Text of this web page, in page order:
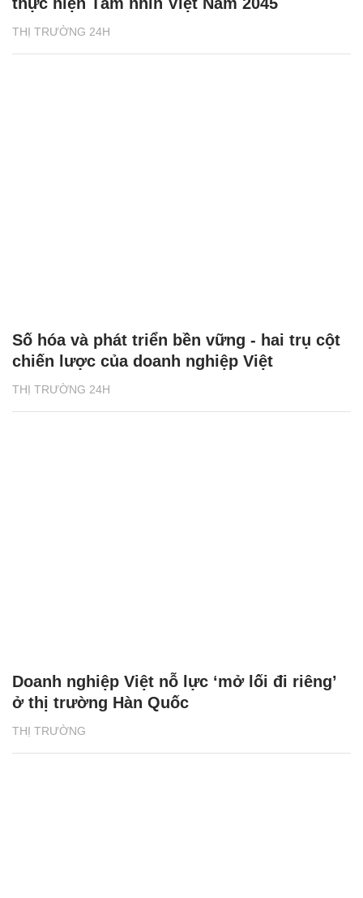
THỊ TRƯỜNG 24H
THỊ TRƯỜNG 24H
Số hóa và phát triển bền vững - hai trụ cột
chiến lược của doanh nghiệp Việt
THỊ TRƯỜNG
Doanh nghiệp Việt nỗ lực ‘mở lối đi riêng’
ở thị trường Hàn Quốc